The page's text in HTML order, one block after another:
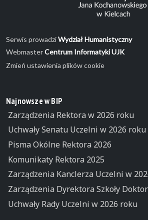
Serwis prowadziWydział Humanistyczny
WebmasterCentrum Informatyki UJK
Zmień ustawienia plików cookie
Najnowsze w BIP
Zarządzenia Rektora w 2026 roku
Uchwały Senatu Uczelni w 2026 roku
Pisma Okólne Rektora 2026
Komunikaty Rektora 2025
Zarządzenia Kanclerza Uczelni w
Zarządzenia Dyrektora Szkoły
Uchwały Rady Uczelni w 2026 roku